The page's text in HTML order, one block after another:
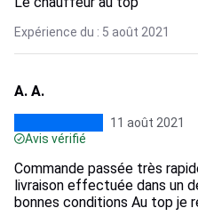
Expérience du : 5 août 2021
A. A.
11 août 2021
Avis vérifié
Commande passée très
livraison effectuée dans un
bonnes conditions Au top je